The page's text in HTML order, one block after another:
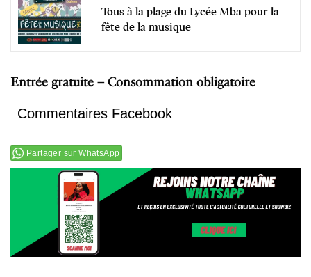
Tous à la plage du Lycée Mba pour la
fête de la musique
Entrée gratuite – Consommation obligatoire
Commentaires Facebook
Partager sur WhatsApp